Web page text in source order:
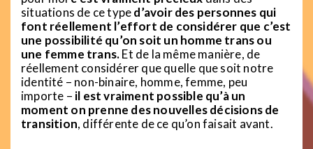
situations de ce typed’avoir des personnes qui
font réellement l’effort de considérer que c’est
une possibilité qu’on soit un homme trans ou
une femme trans.Et de la même manière, de
réellement considérer que quelle que soit notre
identité – non-binaire, homme, femme, peu
importe – il est vraiment possible qu’à un
moment on prenne des nouvelles décisions de
transition, différente de ce qu’on faisait avant.